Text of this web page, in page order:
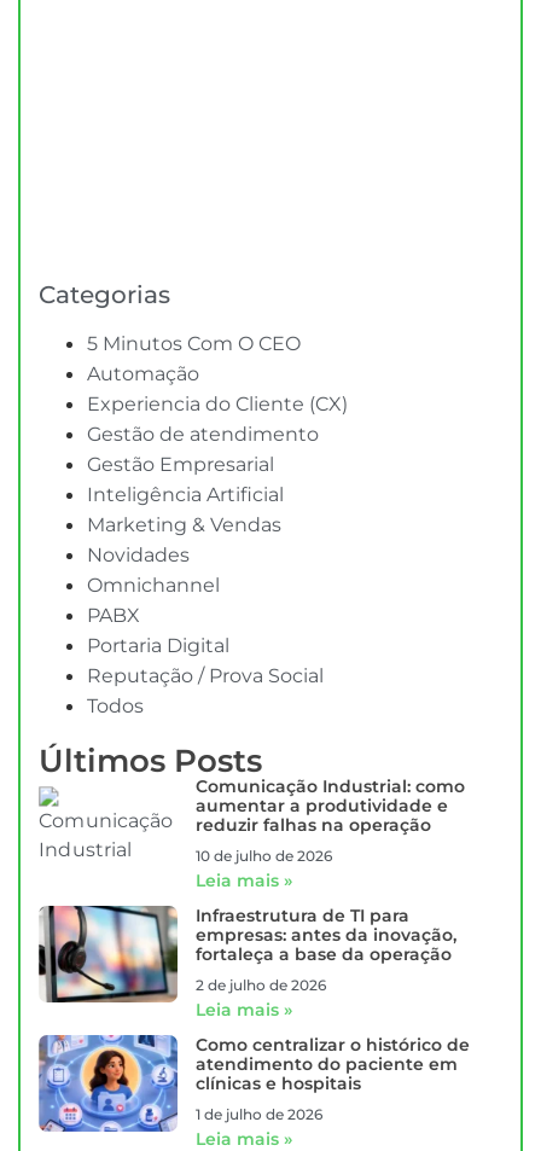
Categorias
5 Minutos Com O CEO
Automação
Experiencia do Cliente (CX)
Gestão de atendimento
Gestão Empresarial
Inteligência Artificial
Marketing & Vendas
Novidades
Omnichannel
PABX
Portaria Digital
Reputação / Prova Social
Todos
Últimos Posts
Comunicação Industrial: como
aumentar a produtividade e
reduzir falhas na operação
10 de julho de 2026
Leia mais »
Infraestrutura de TI para
empresas: antes da inovação,
fortaleça a base da operação
2 de julho de 2026
Leia mais »
Como centralizar o histórico de
atendimento do paciente em
clínicas e hospitais
1 de julho de 2026
Leia mais »